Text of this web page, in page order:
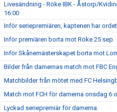
Livesändning - Röke IBK - Åstorp/
16:00
Inför seriepremiären, kaptenen har
Inför premiären borta mot Röke 25 sep.
Inför Skånemästerskapet borta mot
Bilder från damernas match mot FBC
Matchbilder från mötet med FC
Match mot FCH för damerna onsdag 6
Lyckad seriepremiär för damerna.